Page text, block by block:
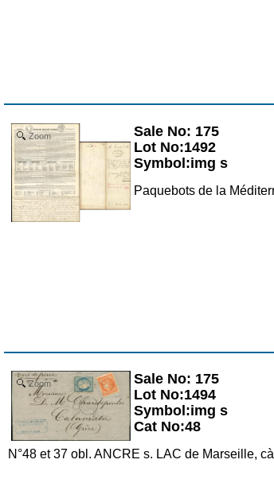
Zoom
Sale No: 175
Lot No:1492
Symbol:img s
Paquebots de la
Zoom
Sale No: 175
Lot No:1494
Symbol:img s
Cat No:48
N°48 et 37 obl. ANCRE s. LAC de Marseille,